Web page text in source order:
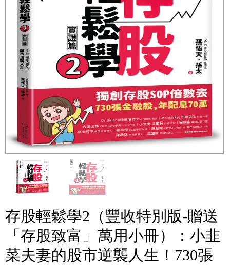
存股輕鬆學2（豐收特別版-贈送
「存股致富」萬用小冊）：小韭
菜夫妻的股市逆襲人生！730張